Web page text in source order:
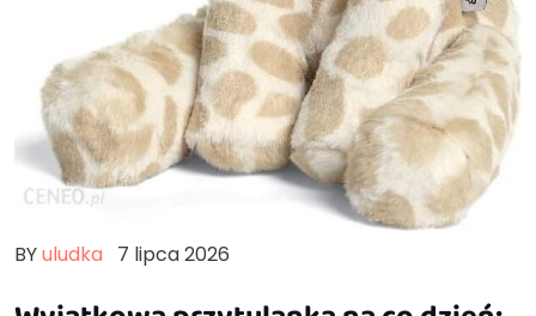
BYuludka 7 lipca 2026